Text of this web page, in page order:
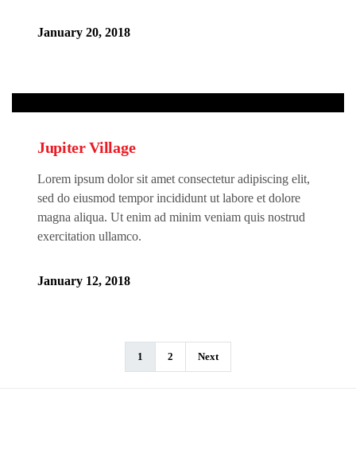
January 20, 2018
Jupiter Village
Lorem ipsum dolor sit amet consectetur adipiscing elit,
sed do eiusmod tempor incididunt ut labore et dolore
magna aliqua. Ut enim ad minim veniam quis nostrud
exercitation ullamco.
January 12, 2018
1 2 Next